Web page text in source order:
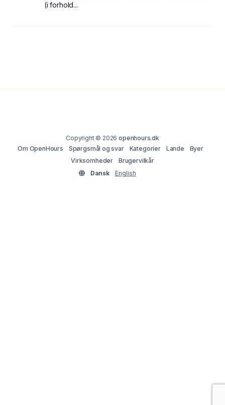
(i forhold...
Copyright © 2026openhours.dk
Om OpenHours
Spørgsmål og svar Kategorier Lande
Byer
Virksomheder
Brugervilkår
Dansk
English